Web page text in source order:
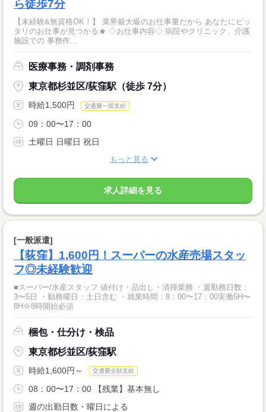
ら徒歩7分
【未経験&無資格OK！】 業界最大級のお仕事量だから あなたにピッ
タリのお仕事が見つかる★ ◇お仕事内容◇ 病院やクリニック、介護
施設での 事務作...
医療事務・調剤事務
東京都杉並区/荻窪駅（徒歩 7分）
時給1,500円 交通費一部支給
09：00〜17：00
土曜日 日曜日 祝日
もっと見る
求人詳細を見る
[一般派遣]
【荻窪】1,600円！スーパーの水産売場スタッ
フ◎未経験歓迎
■スーパー/水産スタッフ 値付け・品出し・清掃業務 ・週勤務日数：
3〜5日 ・勤務曜日：土日含む ・就業時間：8：00〜17：00実働5H〜
8H※8時開始必須
梱包・仕分け・検品
東京都杉並区/荻窪駅
時給1,600円～ 交通費全額支給
08：00〜17：00 【残業】基本無し
週の出勤日数・曜日による